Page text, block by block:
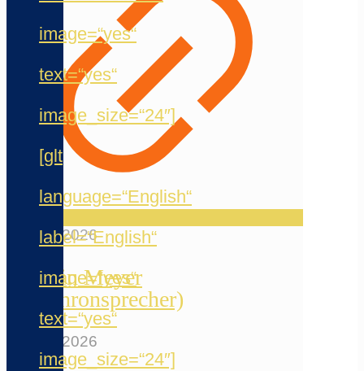
image=“yes“
text=“yes“
image_size=“24″]
[glt
language=“English“
label=“English“
image=“yes“
text=“yes“
image_size=“24″]
20. Mai 2026
Jermain Meyer
(Synchronsprecher)
12. Mai 2026